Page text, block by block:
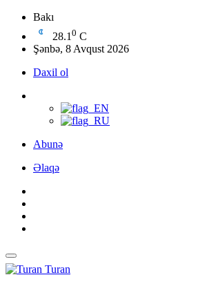
Bakı
28.1 0 C
Şənbə, 8 Avqust 2026
Daxil ol
Abunə
Əlaqə
Turan